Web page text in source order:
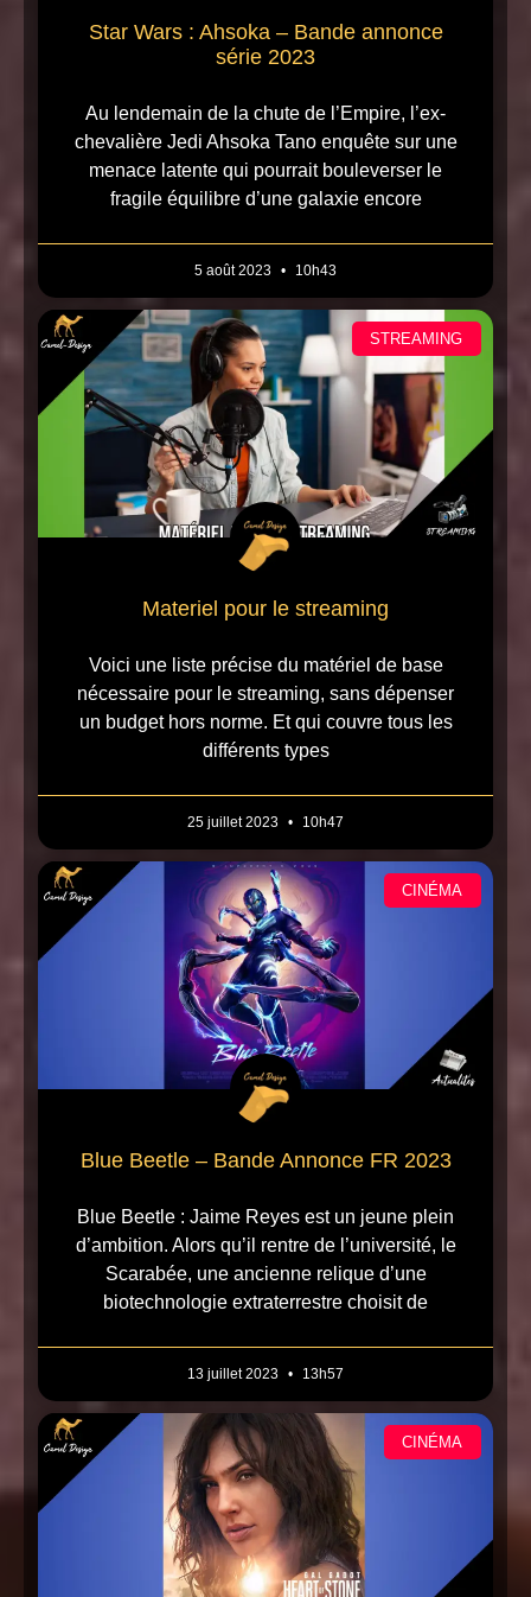
Star Wars : Ahsoka – Bande annonce
série 2023
Au lendemain de la chute de l’Empire, l’ex-
chevalière Jedi Ahsoka Tano enquête sur une
menace latente qui pourrait bouleverser le
fragile équilibre d’une galaxie encore
5 août 2023 10h43
STREAMING
Materiel pour le streaming
Voici une liste précise du matériel de base
nécessaire pour le streaming, sans dépenser
un budget hors norme. Et qui couvre tous les
différents types
25 juillet 2023 10h47
CINÉMA
Blue Beetle – Bande Annonce FR 2023
Blue Beetle : Jaime Reyes est un jeune plein
d’ambition. Alors qu’il rentre de l’université, le
Scarabée, une ancienne relique d’une
biotechnologie extraterrestre choisit de
13 juillet 2023 13h57
CINÉMA